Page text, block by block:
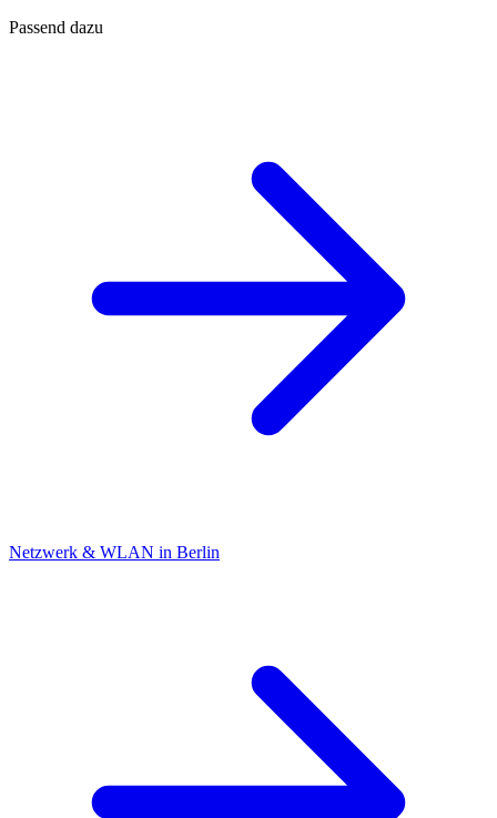
Passend dazu
Netzwerk & WLAN in Berlin